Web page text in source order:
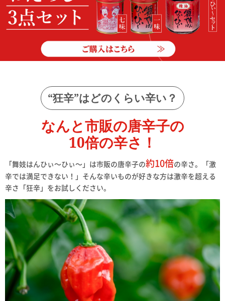
“狂辛”はどのくらい辛い？
なんと市販の唐辛子の
10倍の辛さ！
「舞妓はんひぃ～ひぃ～」は市販の唐辛子の約10倍の辛さ。
「激
辛では満足できない！」そんな辛いものが好きな方は激辛を超える
辛さ「狂辛」をお試しください。